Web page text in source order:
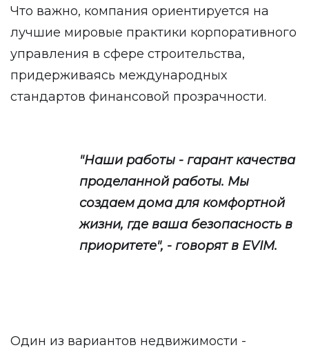
Что важно, компания ориентируется на
лучшие мировые практики корпоративного
управления в сфере строительства,
придерживаясь международных
стандартов финансовой прозрачности.
"Наши работы - гарант качества
проделанной работы. Мы
создаем дома для комфортной
жизни, где ваша безопасность в
приоритете", - говорят в EVIM.
Один из вариантов недвижимости -